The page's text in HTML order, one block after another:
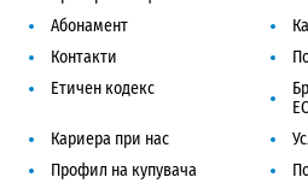
Абонамент
Контакти
Етичен кодекс
Кариера при нас
Профил на купувача